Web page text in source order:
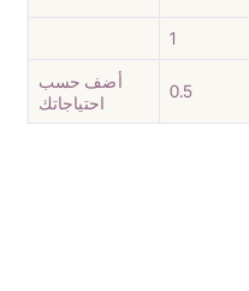
1
0.5
أضف حسب
احتياجاتك